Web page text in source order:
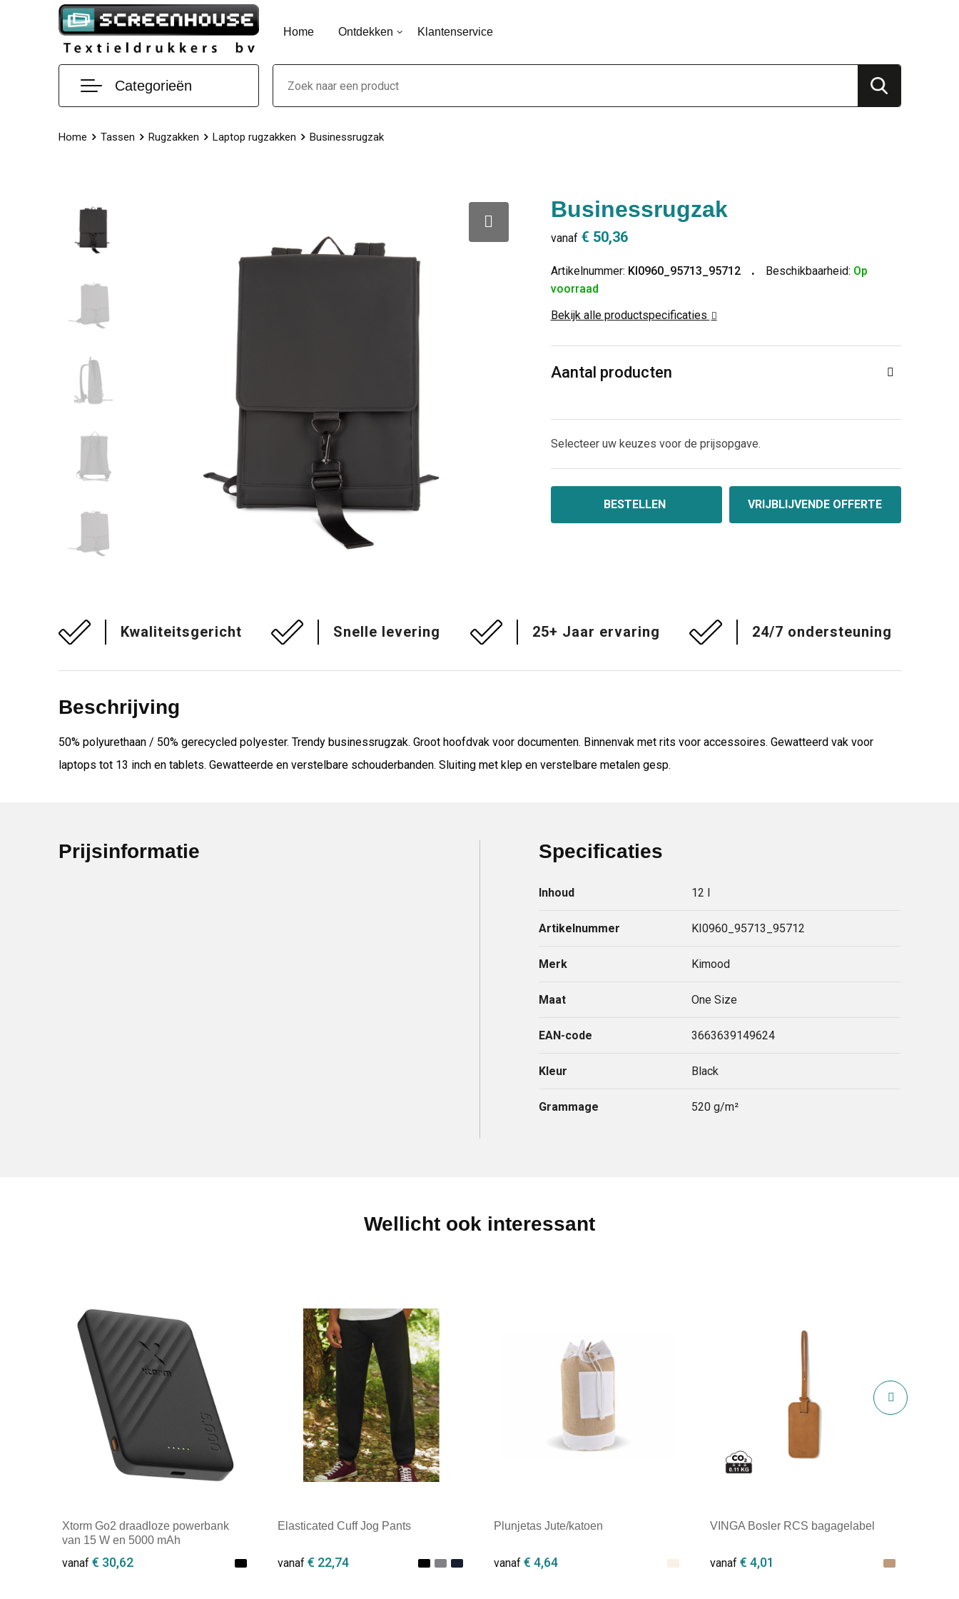
Home Ontdekken Klantenservice
Categorieën
Home Tassen Rugzakken Laptop rugzakken Businessrugzak
Businessrugzak
vanaf € 50,36
Artikelnummer: KI0960_95713_95712 Beschikbaarheid: Op
voorraad
Bekijk alle productspecificaties
Aantal producten
Selecteer uw keuzes voor de prijsopgave.
BESTELLEN VRIJBLIJVENDE OFFERTE
Kwaliteitsgericht Snelle levering 25+ Jaar ervaring 24/7 ondersteuning
Beschrijving
50% polyurethaan / 50% gerecycled polyester. Trendy businessrugzak. Groot hoofdvak voor documenten. Binnenvak met rits voor accessoires. Gewatteerd vak voor
laptops tot 13 inch en tablets. Gewatteerde en verstelbare schouderbanden. Sluiting met klep en verstelbare metalen gesp.
Prijsinformatie Specificaties
Inhoud 12 l
Artikelnummer KI0960_95713_95712
Merk Kimood
Maat One Size
EAN-code 3663639149624
Kleur Black
Grammage 520 g/m²
Wellicht ook interessant
Xtorm Go2 draadloze powerbank
van 15 W en 5000 mAh
vanaf € 30,62
Elasticated Cuff Jog Pants
vanaf€ 22,74
Plunjetas Jute/katoen
vanaf € 4,64
VINGA Bosler RCS bagagelabel
vanaf € 4,01